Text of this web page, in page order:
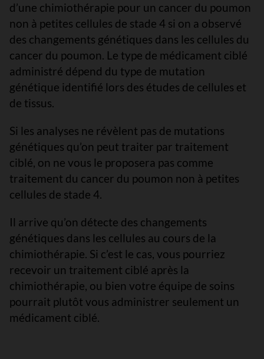
d’une chimiothérapie pour un cancer du poumon
non à petites cellules de stade 4 si on a observé
des changements génétiques dans les cellules du
cancer du poumon. Le type de médicament ciblé
administré dépend du type de mutation
génétique identifié lors des études de cellules et
de tissus.
Si les analyses ne révèlent pas de mutations
génétiques qu’on peut traiter par traitement
ciblé, on ne vous le proposera pas comme
traitement du cancer du poumon non à petites
cellules de stade 4.
Il arrive qu’on détecte des changements
génétiques dans les cellules au cours de la
chimiothérapie. Si c’est le cas, vous pourriez
recevoir un traitement ciblé après la
chimiothérapie, ou bien votre équipe de soins
pourrait plutôt vous administrer seulement un
médicament ciblé.